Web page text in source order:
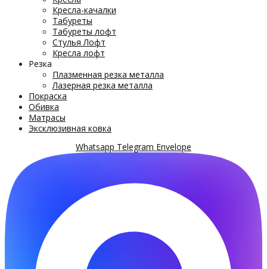
Кресла-качалки
Табуреты
Табуреты лофт
Стулья Лофт
Кресла лофт
Резка
Плазменная резка металла
Лазерная резка металла
Покраска
Обивка
Матрасы
Эксклюзивная ковка
Whatsapp Telegram Envelope